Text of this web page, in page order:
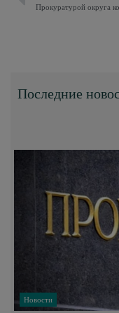
Последние
Новости